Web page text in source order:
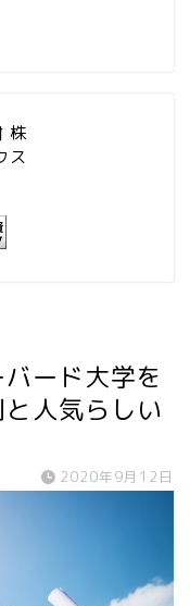
ード大学を
人気らしい
2020年9月12日